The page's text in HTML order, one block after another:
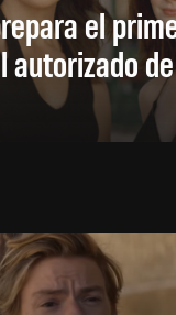
el
autorizado